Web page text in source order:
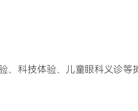
、科技体验、儿童眼科义诊等